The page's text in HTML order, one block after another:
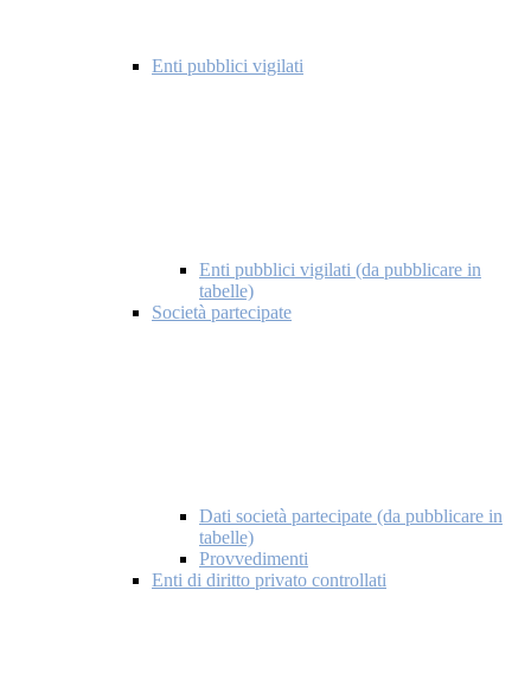
Enti pubblici vigilati
Enti pubblici vigilati (da pubblicare in
tabelle)
Società partecipate
Dati società partecipate (da pubblicare in
tabelle)
Provvedimenti
Enti di diritto privato controllati